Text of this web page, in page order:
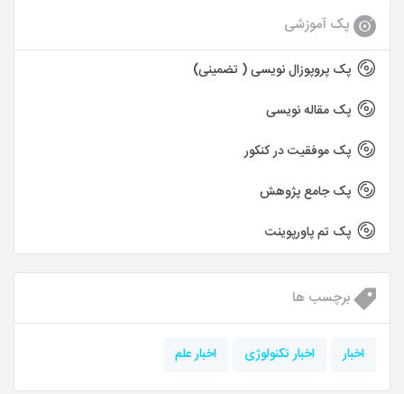
پک آموزشی
پک پروپوزال نویسی ( تضمینی)
پک مقاله نویسی
پک موفقیت در کنکور
پک جامع پژوهش
پک تم پاورپوینت
برچسب ها
اخبار اخبار تکنولوژی اخبار علم